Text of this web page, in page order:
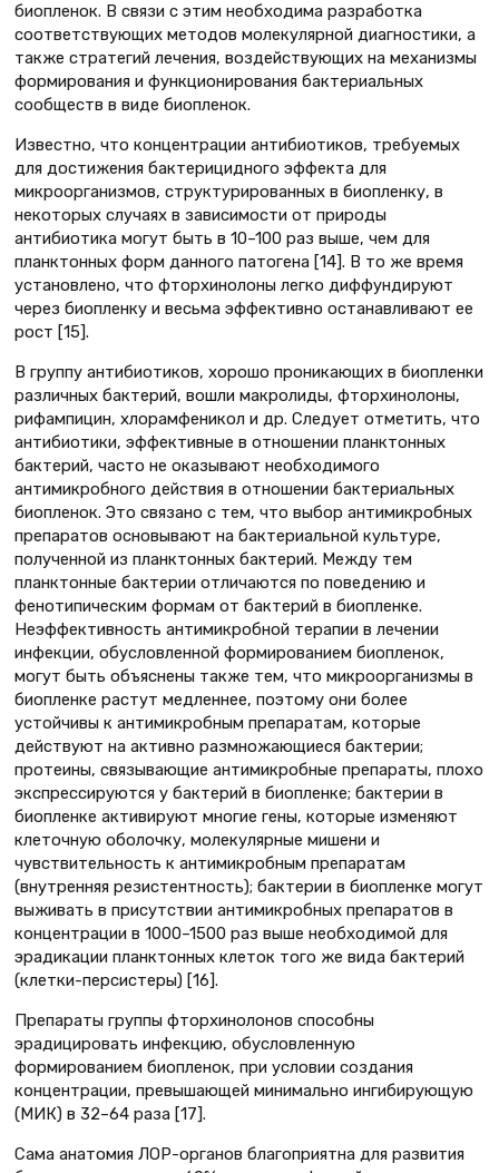
биопленок. В связи с этим необходима разработка
соответствующих методов молекулярной диагностики, а
также стратегий лечения, воздействующих на механизмы
формирования и функционирования бактериальных
сообществ в виде биопленок.
Известно, что концентрации антибиотиков, требуемых
для достижения бактерицидного эффекта для
микроорганизмов, структурированных в биопленку, в
некоторых случаях в зависимости от природы
антибиотика могут быть в 10–100 раз выше, чем для
планктонных форм данного патогена [14]. В то же время
установлено, что фторхинолоны легко диффундируют
через биопленку и весьма эффективно останавливают ее
рост [15].
В группу антибиотиков, хорошо проникающих в биопленки
различных бактерий, вошли макролиды, фторхинолоны,
рифампицин, хлорамфеникол и др. Следует отметить, что
антибиотики, эффективные в отношении планктонных
бактерий, часто не оказывают необходимого
антимикробного действия в отношении бактериальных
биопленок. Это связано с тем, что выбор антимикробных
препаратов основывают на бактериальной культуре,
полученной из планктонных бактерий. Между тем
планктонные бактерии отличаются по поведению и
фенотипическим формам от бактерий в биопленке.
Неэффективность антимикробной терапии в лечении
инфекции, обусловленной формированием биопленок,
могут быть объяснены также тем, что микроорганизмы в
биопленке растут медленнее, поэтому они более
устойчивы к антимикробным препаратам, которые
действуют на активно размножающиеся бактерии;
протеины, связывающие антимикробные препараты, плохо
экспрессируются у бактерий в биопленке; бактерии в
биопленке активируют многие гены, которые изменяют
клеточную оболочку, молекулярные мишени и
чувствительность к антимикробным препаратам
(внутренняя резистентность); бактерии в биопленке могут
выживать в присутствии антимикробных препаратов в
концентрации в 1000–1500 раз выше необходимой для
эрадикации планктонных клеток того же вида бактерий
(клетки-персистеры) [16].
Препараты группы фторхинолонов способны
эрадицировать инфекцию, обусловленную
формированием биопленок, при условии создания
концентрации, превышающей минимально ингибирующую
(МИК) в 32–64 раза [17].
Сама анатомия ЛОР-органов благоприятна для развития